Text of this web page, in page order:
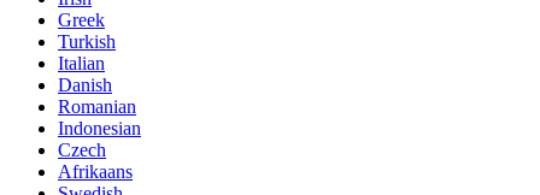
Greek
Turkish
Italian
Danish
Romanian
Indonesian
Czech
Afrikaans